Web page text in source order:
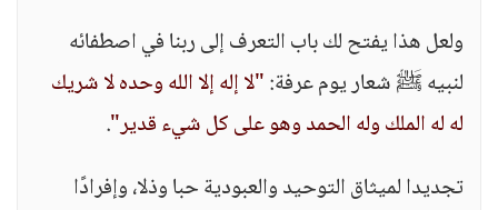
‏ولعل هذا يفتح لك باب التعرف إلى ربنا في اصطفائه
لنبيه ﷺ شعار يوم عرفة:"لا إله إلا الله وحده لا شريك
له له الملك وله الحمد وهو على كل شيء قدير".
‏تجديدا لميثاق التوحيد والعبودية حبا وذلا، وإفرادًا